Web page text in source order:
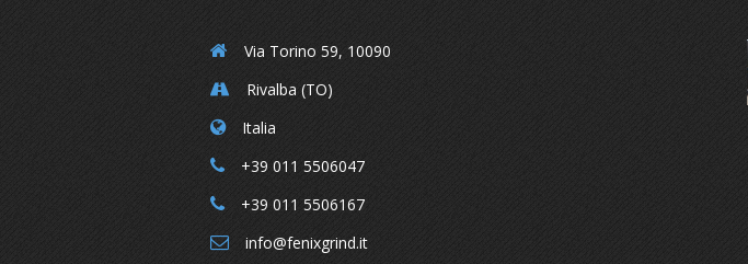
Via Torino 59, 10090
Rivalba (TO)
Italia
+39 011 5506047
+39 011 5506167
info@fenixgrind.it